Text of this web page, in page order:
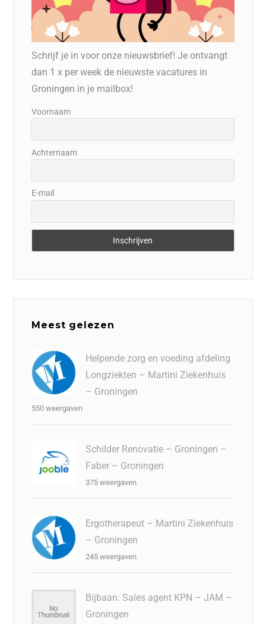
Schrijf je in voor onze nieuwsbrief! Je ontvangt
dan 1 x per week de nieuwste vacatures in
Groningen in je mailbox!
Voornaam
Achternaam
E-mail
Meest gelezen
Helpende zorg en voeding afdeling
Longziekten – Martini Ziekenhuis
– Groningen
550 weergaven
Schilder Renovatie – Groningen –
Faber – Groningen
375 weergaven
Ergotherapeut – Martini Ziekenhuis
– Groningen
245 weergaven
Bijbaan: Sales agent KPN – JAM –
Groningen